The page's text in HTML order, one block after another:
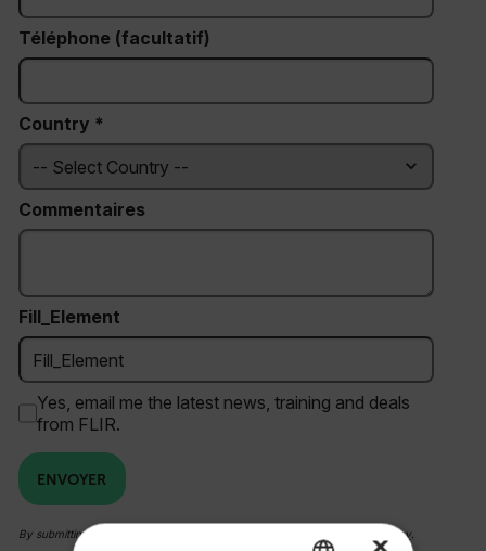
Téléphone (facultatif)
Country *
Commentaires
Fill_Element
Yes, email me the latest news, training and deals
from FLIR.
ENVOYER
By submitting you agree to Teledyne FLIR's cookie policy.